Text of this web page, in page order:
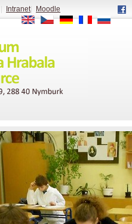
Intranet|
Moodle
EN
CS DE FR RU